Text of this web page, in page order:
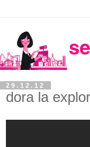
29.12.12
dora la